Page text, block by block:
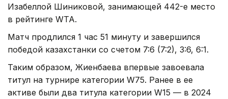
Изабеллой Шиниковой, занимающей 442-е место
в рейтинге WTA.
Матч продлился 1 час 51 минуту и завершился
победой казахстанки со счетом 7:6 (7:2), 3:6, 6:1.
Таким образом, Жиенбаева впервые завоевала
титул на турнире категории W75. Ранее в ее
активе были два титула категории W15 — в 2024